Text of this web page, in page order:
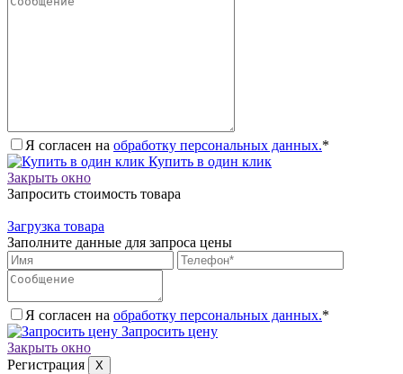
Я согласен на обработку персональных данных.*
Купить в один клик
Закрыть окно
Запросить стоимость товара
Загрузка товара
Заполните данные для запроса цены
Я согласен на обработку персональных данных.*
Запросить цену
Закрыть окно
Регистрация
X